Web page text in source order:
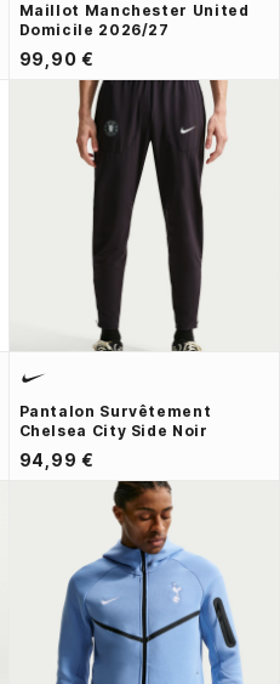
Maillot Manchester United
Domicile 2026/27
99,90 €
Pantalon Survêtement
Chelsea City Side Noir
94,99 €